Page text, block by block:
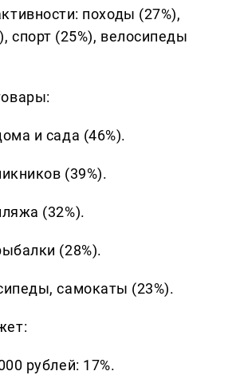
походы (27%),
спорт (25%), велосипеды
и сада (46%).
(39%).
(32%).
(28%).
самокаты (23%).
рублей: 17%.